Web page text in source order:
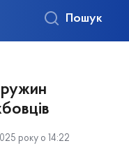
Пошук
року о 14:22